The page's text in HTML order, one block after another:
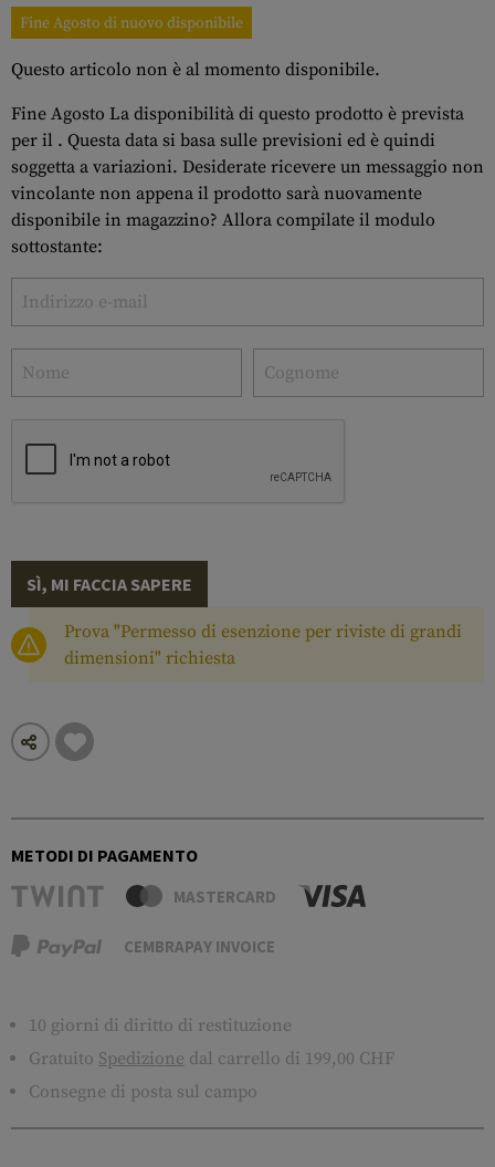
Fine Agosto di nuovo disponibile
Questo articolo non è al momento disponibile.
Fine Agosto La disponibilità di questo prodotto è prevista
per il . Questa data si basa sulle previsioni ed è quindi
soggetta a variazioni. Desiderate ricevere un messaggio non
vincolante non appena il prodotto sarà nuovamente
disponibile in magazzino? Allora compilate il modulo
sottostante:
SÌ, MI FACCIA SAPERE
Prova "Permesso di esenzione per riviste di grandi
dimensioni" richiesta
METODI DI PAGAMENTO
MASTERCARD
CEMBRAPAY INVOICE
10 giorni di diritto di restituzione
Gratuito Spedizione dal carrello di 199,00 CHF
Consegne di posta sul campo